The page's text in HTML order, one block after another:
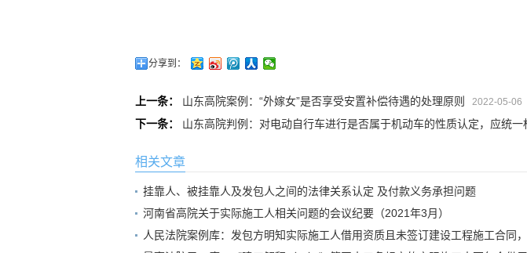
分享到：
上一条： 山东高院案例：“外嫁女”是否享受安置补偿待遇的处理原则 2022-05-06
下一条： 山东高院判例：对电动自行车进行是否属于机动车的性质认定，应统一
相关文章
挂靠人、被挂靠人及发包人之间的法律关系认定 及付款义务承担问题
河南省高院关于实际施工人相关问题的会议纪要（2021年3月）
人民法院案例库：发包方明知实际施工人借用资质且未签订建设工程施工合同